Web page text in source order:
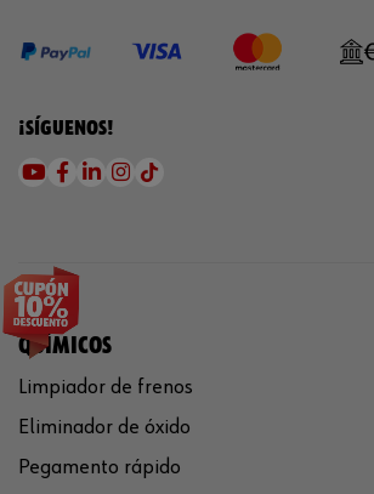
¡SÍGUENOS!
QUÍMICOS
Limpiador de frenos
Eliminador de óxido
Pegamento rápido